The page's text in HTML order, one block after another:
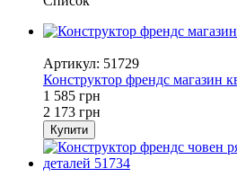
Артикул: 51729
Конструктор френдс магазин
1 585 грн
2 173 грн
Купити